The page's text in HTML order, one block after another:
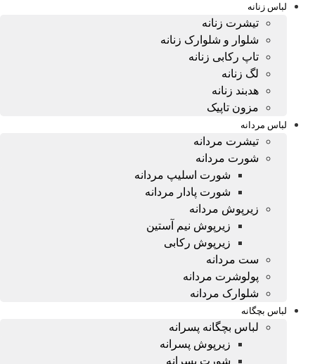
لباس زنانه
تیشرت زنانه
شلوار و شلوارک زنانه
تاپ رکابی زنانه
لگ زنانه
هدبند زنانه
مزون تاپیک
لباس مردانه
تیشرت مردانه
شورت مردانه
شورت اسلیپ مردانه
شورت پادار مردانه
زیرپوش مردانه
زیرپوش نیم آستین
زیرپوش رکابی
ست مردانه
پولوشرت مردانه
شلوارک مردانه
لباس بچگانه
لباس بچگانه پسرانه
زیرپوش پسرانه
شورت پسرانه